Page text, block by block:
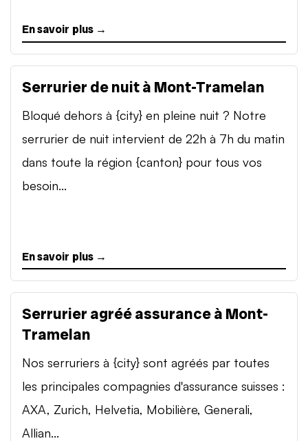
En savoir plus →
Serrurier de nuit à Mont-Tramelan
Bloqué dehors à {city} en pleine nuit ? Notre
serrurier de nuit intervient de 22h à 7h du matin
dans toute la région {canton} pour tous vos
besoin...
En savoir plus →
Serrurier agréé assurance à Mont-
Tramelan
Nos serruriers à {city} sont agréés par toutes
les principales compagnies d'assurance suisses :
AXA, Zurich, Helvetia, Mobilière, Generali,
Allian...